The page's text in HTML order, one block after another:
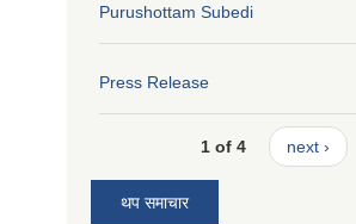
Purushottam Subedi
Press Release
1 of 4 next ›
थप समाचार